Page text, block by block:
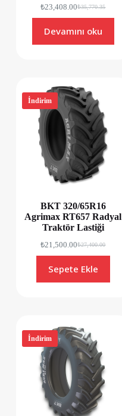
₺35,770.35
₺23,408.00
Devamını oku
İndirim
BKT 320/65R16
Agrimax RT657 Radyal
Traktör Lastiği
₺27,400.00
₺21,500.00
Sepete Ekle
İndirim